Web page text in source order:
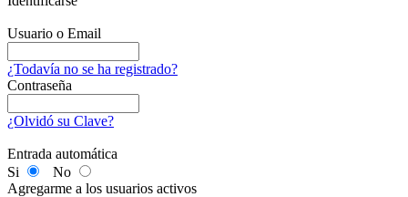
Usuario o Email
¿Todavía no se ha registrado?
Contraseña
¿Olvidó su Clave?
Entrada automática
Si
No
Agregarme a los usuarios activos